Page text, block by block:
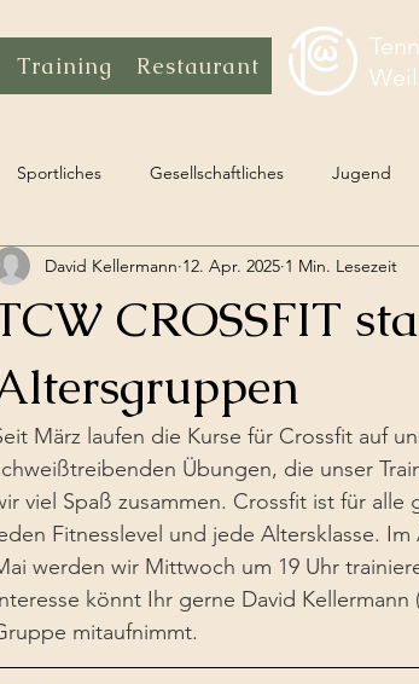
Training Restaurant
Sportliches Gesellschaftliches Jugend
CROSSFIT
David Kellermann 12. Apr. 2025 1 Min. Lesezeit
März laufen die Kurse für Crossfit auf
Übungen, die unser
viel Spaß zusammen. Crossfit ist für
Fitnesslevel und jede Altersklasse.
werden wir Mittwoch um 19 Uhr
könnt Ihr gerne David Kellermann
mitaufnimmt.